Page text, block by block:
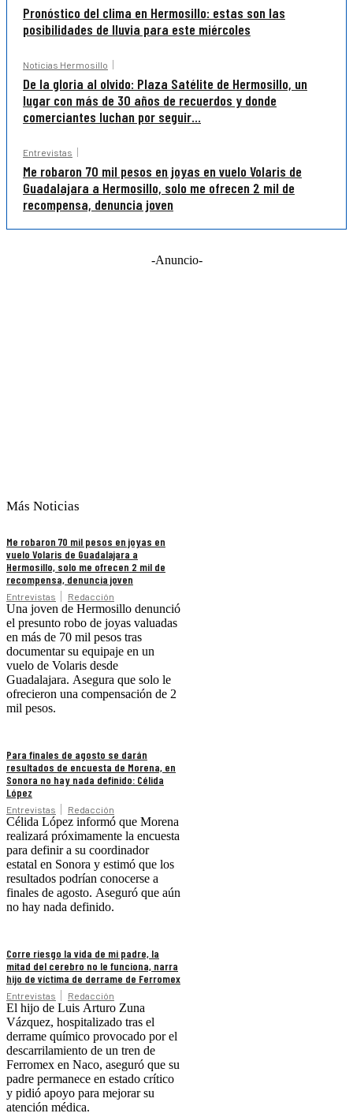
Pronóstico del clima en Hermosillo: estas son las
posibilidades de lluvia para este miércoles
Noticias Hermosillo
De la gloria al olvido: Plaza Satélite de Hermosillo, un
lugar con más de 30 años de recuerdos y donde
comerciantes luchan por seguir...
Entrevistas
Me robaron 70 mil pesos en joyas en vuelo Volaris de
Guadalajara a Hermosillo, solo me ofrecen 2 mil de
recompensa, denuncia joven
-Anuncio-
Más Noticias
Me robaron 70 mil pesos en joyas en
vuelo Volaris de Guadalajara a
Hermosillo, solo me ofrecen 2 mil de
recompensa, denuncia joven
Entrevistas Redacción
Una joven de Hermosillo denunció
el presunto robo de joyas valuadas
en más de 70 mil pesos tras
documentar su equipaje en un
vuelo de Volaris desde
Guadalajara. Asegura que solo le
ofrecieron una compensación de 2
mil pesos.
Para finales de agosto se darán
resultados de encuesta de Morena, en
Sonora no hay nada definido: Célida
López
Entrevistas Redacción
Célida López informó que Morena
realizará próximamente la encuesta
para definir a su coordinador
estatal en Sonora y estimó que los
resultados podrían conocerse a
finales de agosto. Aseguró que aún
no hay nada definido.
Corre riesgo la vida de mi padre, la
mitad del cerebro no le funciona, narra
hijo de víctima de derrame de Ferromex
Entrevistas Redacción
El hijo de Luis Arturo Zuna
Vázquez, hospitalizado tras el
derrame químico provocado por el
descarrilamiento de un tren de
Ferromex en Naco, aseguró que su
padre permanece en estado crítico
y pidió apoyo para mejorar su
atención médica.